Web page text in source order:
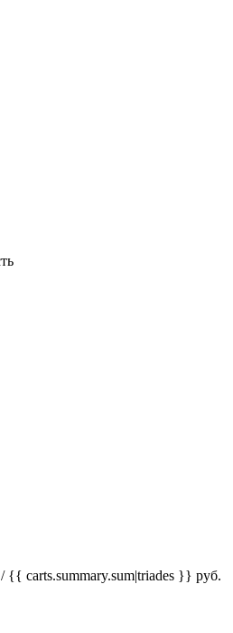
{{ carts.summary.sum|triades }} руб.